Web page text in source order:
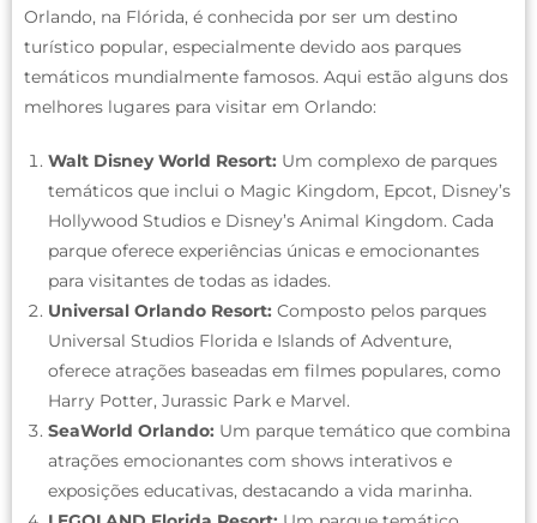
Orlando, na Flórida, é conhecida por ser um destino
turístico popular, especialmente devido aos parques
temáticos mundialmente famosos. Aqui estão alguns dos
melhores lugares para visitar em Orlando:
Walt Disney World Resort: Um complexo de parques
temáticos que inclui o Magic Kingdom, Epcot, Disney’s
Hollywood Studios e Disney’s Animal Kingdom. Cada
parque oferece experiências únicas e emocionantes
para visitantes de todas as idades.
Universal Orlando Resort: Composto pelos parques
Universal Studios Florida e Islands of Adventure,
oferece atrações baseadas em filmes populares, como
Harry Potter, Jurassic Park e Marvel.
SeaWorld Orlando: Um parque temático que combina
atrações emocionantes com shows interativos e
exposições educativas, destacando a vida marinha.